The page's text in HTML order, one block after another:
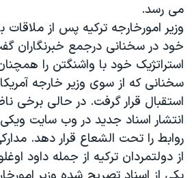
نرگس محمدی برنده جایزه نوبل صلح
همایش محافظه‌کاران آمریکا «سی‌پک»
صفحه‌های ویژه
سفر پرزیدنت ترامپ به چین
می رسد.
وزیر امورخارجه ترکیه پس از ملاقات
خود در سخنانی درجمع خبرنگاران
استراتژیک خود با واشنگتن را
سخنانی که از سوی وزیر خارجه
استقبال قرار گرفت. در حالی برخی
انتشار اسناد جدید در وب سایت
روابط را تحت الشعاع قرار دهد.
از دولتمردان ترکیه از جمله داود